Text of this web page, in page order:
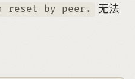
reset by peer.
无法